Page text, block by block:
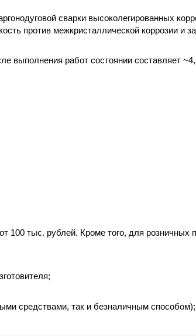
сварки высоколегированных
против межкристаллической коррозии и
выполнения работ состоянии составляет
100 тыс. рублей. Кроме того, для
средствами, так и безналичным способом);